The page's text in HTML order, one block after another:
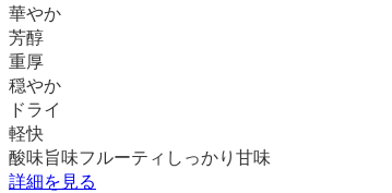
華やか
芳醇
重厚
穏やか
ドライ
軽快
酸味旨味フルーティ しっかり 甘味
詳細を見る